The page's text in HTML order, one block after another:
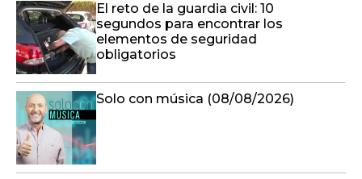
El reto de la guardia civil: 10
segundos para encontrar los
elementos de seguridad
obligatorios
Solo con música (08/08/2026)